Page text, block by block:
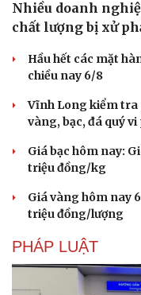
Văn hóa
Sân khấu - Điện ảnh
Âm nhạc
Nhiều doanh
chất lượng bị xử
Hầu hết các mặt
chiều nay 6/8
Vĩnh Long kiểm tra
vàng, bạc, đá quý vi
Giá bạc hôm nay:
triệu đồng/kg
Giá vàng hôm nay
triệu đồng/lượng
PHÁP LUẬT